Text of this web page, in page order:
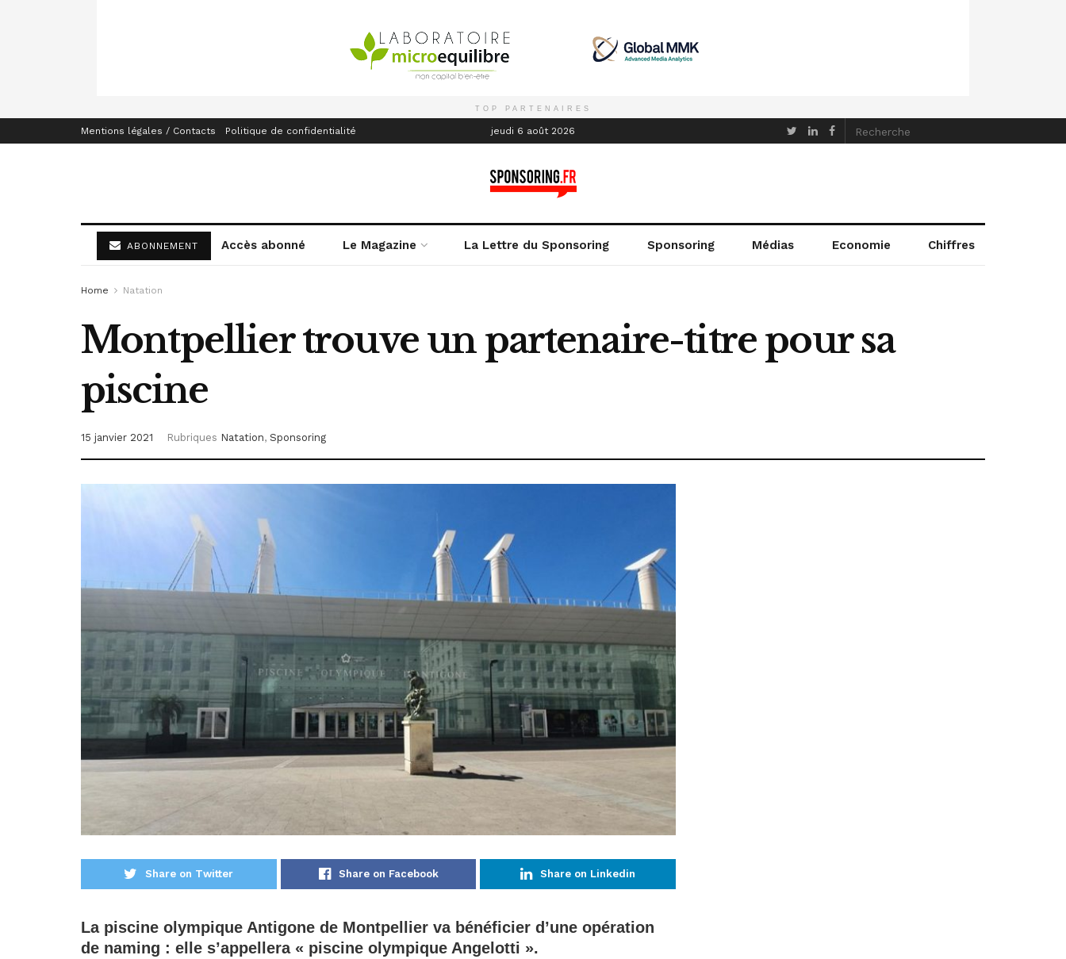
TOP PARTENAIRES
Mentions légales / Contacts Politique de confidentialité jeudi 6 août 2026
ABONNEMENT Accès abonné Le Magazine La Lettre du Sponsoring Sponsoring Médias Economie Chiffres
Home Natation
Montpellier trouve un partenaire-titre pour sa
piscine
15 janvier 2021 Rubriques Natation, Sponsoring
Share on Twitter Share on Facebook Share on Linkedin
La piscine olympique Antigone de Montpellier va bénéficier d’une opération
de naming : elle s’appellera « piscine olympique Angelotti ».